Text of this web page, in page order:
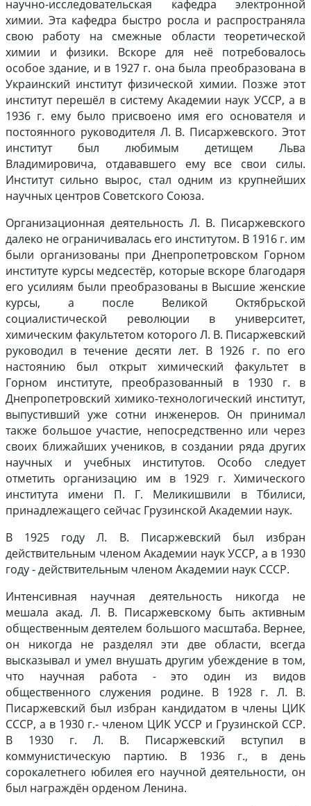
научно-исследовательская кафедра электронной
химии. Эта кафедра быстро росла и распространяла
свою работу на смежные области теоретической
химии и физики. Вскоре для неё потребовалось
особое здание, и в 1927 г. она была преобразована в
Украинский институт физической химии. Позже этот
институт перешёл в систему Академии наук УССР, а в
1936 г. ему было присвоено имя его основателя и
постоянного руководителя Л. В. Писаржевского. Этот
институт был любимым детищем Льва
Владимировича, отдававшего ему все свои силы.
Институт сильно вырос, стал одним из крупнейших
научных центров Советского Союза.
Организационная деятельность Л. В. Писаржевского
далеко не ограничивалась его институтом. В 1916 г. им
были организованы при Днепропетровском Горном
институте курсы медсестёр, которые вскоре благодаря
его усилиям были преобразованы в Высшие женские
курсы, а после Великой Октябрьской
социалистической революции в университет,
химическим факультетом которого Л. В. Писаржевский
руководил в течение десяти лет. В 1926 г. по его
настоянию был открыт химический факультет в
Горном институте, преобразованный в 1930 г. в
Днепропетровский химико-технологический институт,
выпустивший уже сотни инженеров. Он принимал
также большое участие, непосредственно или через
своих ближайших учеников, в создании ряда других
научных и учебных институтов. Особо следует
отметить организацию им в 1929 г. Химического
института имени П. Г. Меликишвили в Тбилиси,
принадлежащего сейчас Грузинской Академии наук.
В 1925 году Л. В. Писаржевский был избран
действительным членом Академии наук УССР, а в 1930
году - действительным членом Академии наук СССР.
Интенсивная научная деятельность никогда не
мешала акад. Л. В. Писаржевскому быть активным
общественным деятелем большого масштаба. Вернее,
он никогда не разделял эти две области, всегда
высказывал и умел внушать другим убеждение в том,
что научная работа - это один из видов
общественного служения родине. В 1928 г. Л. В.
Писаржевский был избран кандидатом в члены ЦИК
СССР, а в 1930 г.- членом ЦИК УССР и Грузинской ССР.
В 1930 г. Л. В. Писаржевский вступил в
коммунистическую партию. В 1936 г., в день
сорокалетнего юбилея его научной деятельности, он
был награждён орденом Ленина.